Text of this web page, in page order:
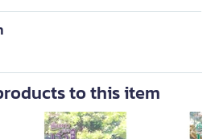
to this item